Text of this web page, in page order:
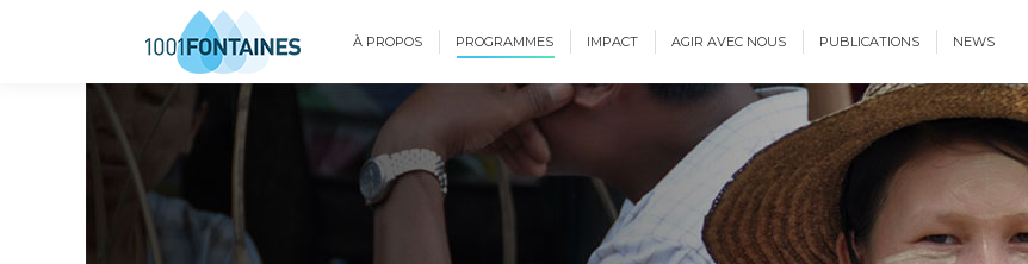
À PROPOS PROGRAMMES IMPACT AGIR AVEC NOUS PUBLICATIONS NEWS